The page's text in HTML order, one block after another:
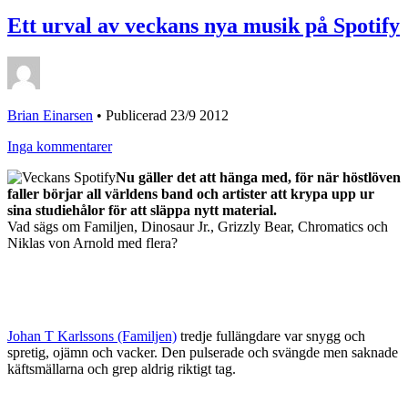
Ett urval av veckans nya musik på Spotify
Brian Einarsen • Publicerad 23/9 2012
Inga kommentarer
Nu gäller det att hänga med, för när höstlöven
faller börjar all världens band och artister att krypa upp ur
sina studiehålor för att släppa nytt material.
Vad sägs om Familjen, Dinosaur Jr., Grizzly Bear, Chromatics och
Niklas von Arnold med flera?
Johan T Karlssons (Familjen) tredje fullängdare var snygg och
spretig, ojämn och vacker. Den pulserade och svängde men saknade
käftsmällarna och grep aldrig riktigt tag.